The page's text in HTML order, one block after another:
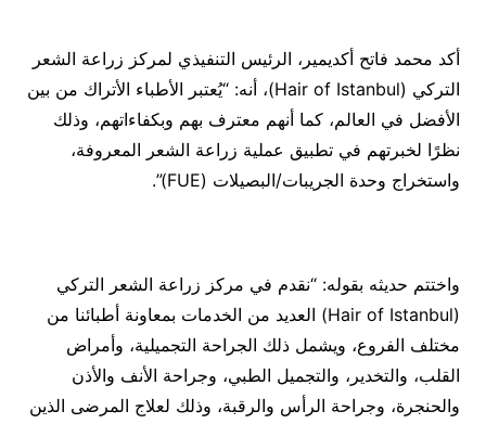
أكد محمد فاتح أكديمير، الرئيس التنفيذي لمركز زراعة الشعر
التركي (Hair of Istanbul)، أنه: “يُعتبر الأطباء الأتراك من بين
الأفضل في العالم، كما أنهم معترف بهم وبكفاءاتهم، وذلك
نظرًا لخبرتهم في تطبيق عملية زراعة الشعر المعروفة،
واستخراج وحدة الجريبات/البصيلات (FUE)”.
واختتم حديثه بقوله: “نقدم في مركز زراعة الشعر التركي
(Hair of Istanbul) العديد من الخدمات بمعاونة أطبائنا من
مختلف الفروع، ويشمل ذلك الجراحة التجميلية، وأمراض
القلب، والتخدير، والتجميل الطبي، وجراحة الأنف والأذن
والحنجرة، وجراحة الرأس والرقبة، وذلك لعلاج المرضى الذين